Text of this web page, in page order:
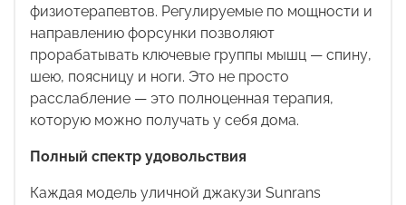
физиотерапевтов. Регулируемые по мощности и
направлению форсунки позволяют
прорабатывать ключевые группы мышц — спину,
шею, поясницу и ноги. Это не просто
расслабление — это полноценная терапия,
которую можно получать у себя дома.
Полный спектр удовольствия
Каждая модель уличной джакузи Sunrans